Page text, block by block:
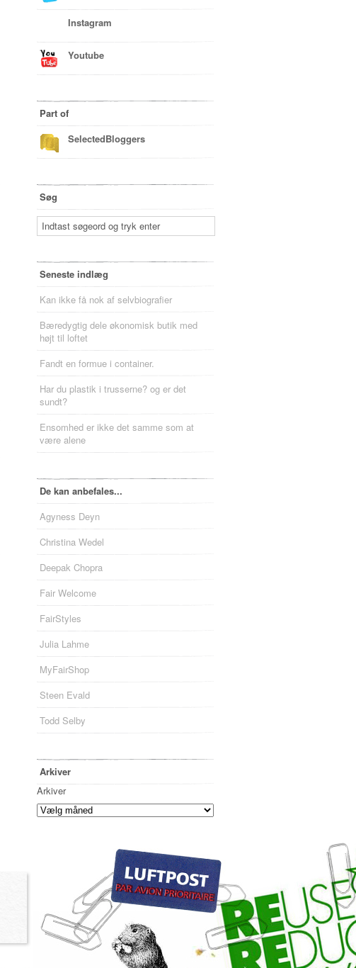
Instagram
Youtube
Part of
SelectedBloggers
Søg
Seneste indlæg
Kan ikke få nok af selvbiografier
Bæredygtig dele økonomisk butik med
højt til loftet
Fandt en formue i container.
Har du plastik i trusserne? og er det
sundt?
Ensomhed er ikke det samme som at
være alene
De kan anbefales...
Agyness Deyn
Christina Wedel
Deepak Chopra
Fair Welcome
FairStyles
Julia Lahme
MyFairShop
Steen Evald
Todd Selby
Arkiver
Arkiver